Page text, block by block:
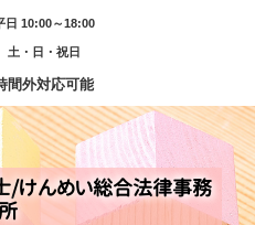
日 10:00～18:00
土・日・祝日
間外対応可能
/けんめい総合法律事務